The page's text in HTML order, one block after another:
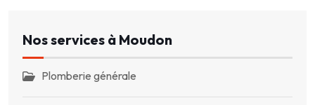
Nos services à Moudon
Plomberie générale